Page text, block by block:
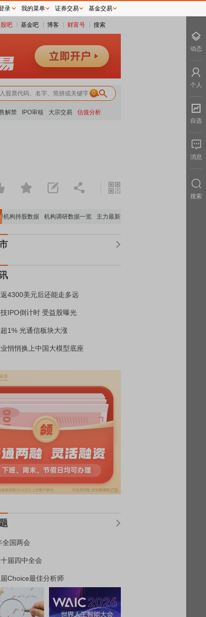
股吧 基金吧 博客 财富号 搜索
0
解禁 IPO审核 大宗交易 估值分析
构持股数据 机构调研数据一览 主力最新动向
4300美元后还能走多远
IPO倒计时 受益股曝光
1% 光通信板块大涨
悄悄换上中国大模型底座
全国两会
届四中全会
Choice最佳分析师
录 我的菜单 证券交易 基金交易
动态
个人
自选
消息
搜索